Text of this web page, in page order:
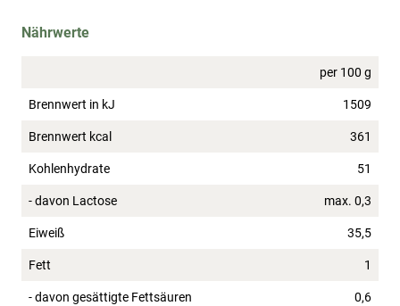
Nährwerte
per 100 g
Brennwert in kJ 1509
Brennwert kcal 361
Kohlenhydrate 51
- davon Lactose max. 0,3
Eiweiß 35,5
Fett 1
- davon gesättigte Fettsäuren 0,6